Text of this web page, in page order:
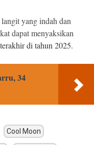
yang indah dan
dapat menyaksikan
di tahun 2025.
34
Cool Moon